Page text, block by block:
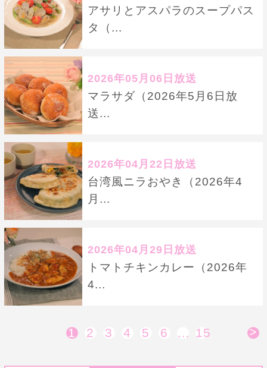
アサリとアスパラのスープパス
タ（...
2026年05月06日放送
マラサダ（2026年5月6日放
送...
2026年04月22日放送
台湾風ニラおやき（2026年4
月...
2026年04月29日放送
トマトチキンカレー（2026年
4...
1 2 3 4 5 6 … 15 >